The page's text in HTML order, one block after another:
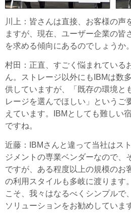
川上 ：皆さんは直接、お客様の声
ますが、現在、ユーザー企業の皆
を求める傾向にあるのでしょうか。
村田 ：正直、すごく悩まれている
ん。ストレージ以外にもIBMは数
供していますが、「既存の環境と
レージを選んでほしい」というご
えています。IBMとしても難しい
ですね。
近藤 ：IBMさんと違って当社はス
ジメントの専業ベンダーなので、
ですが、ある程度以上の規模のお
の利用スタイルも多岐に渡ります
こそ、我々はなるべくシンプルで
ソリューションをお勧めしていま